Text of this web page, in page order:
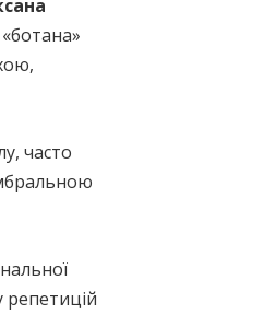
часто
репетицій